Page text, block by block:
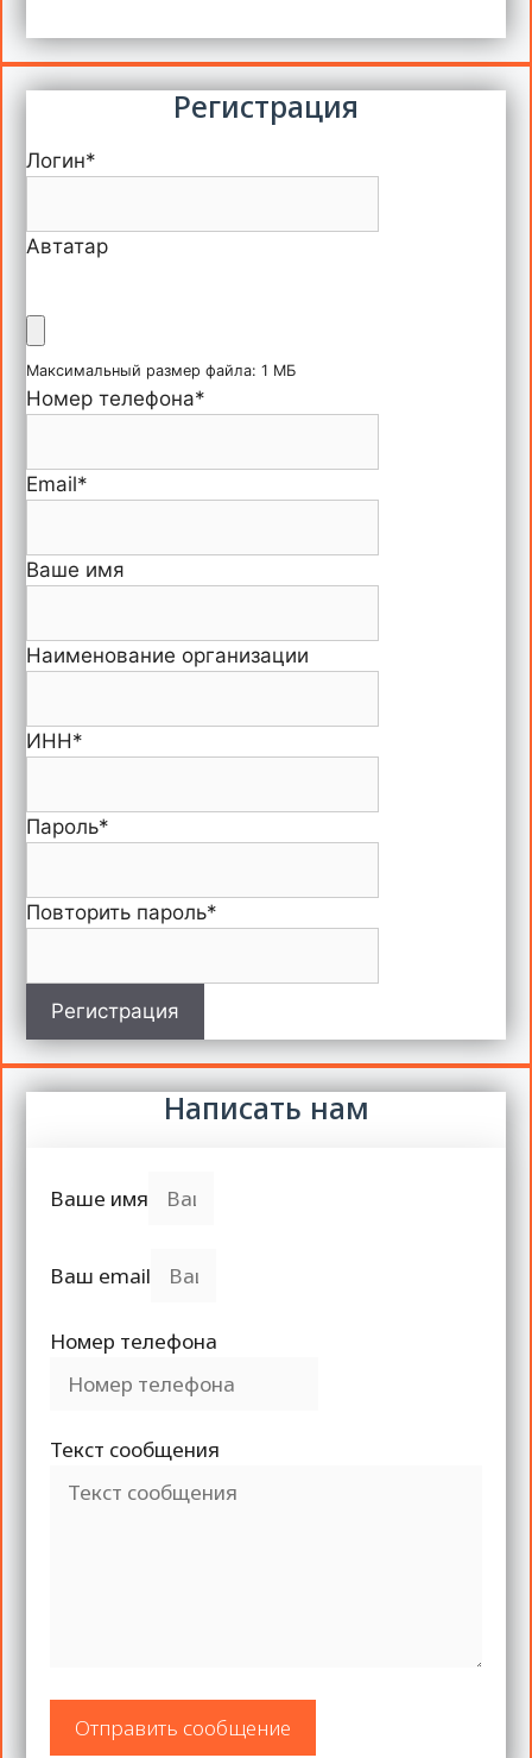
Регистрация
Логин*
Автатар
Максимальный размер файла: 1 МБ
Номер телефона*
Email*
Ваше имя
Наименование организации
ИНН*
Пароль*
Повторить пароль*
Регистрация
Написать нам
Ваше имя
Ваш email
Номер телефона
Текст сообщения
Отправить сообщение